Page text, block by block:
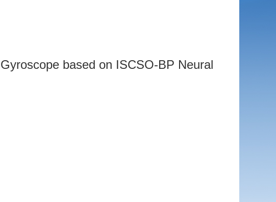
based on ISCSO-BP Neural